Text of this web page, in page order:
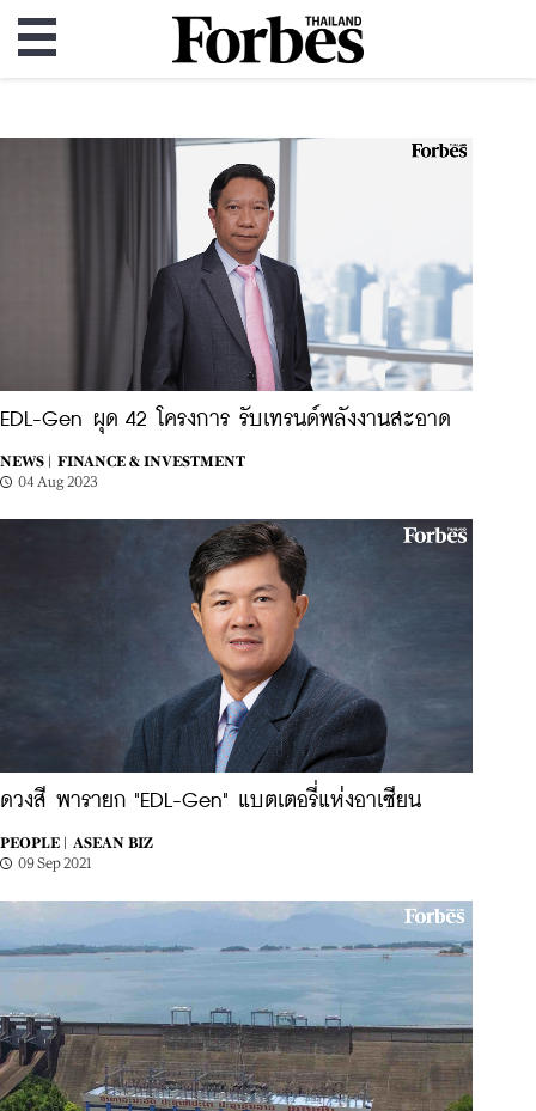
EDL-Gen ผุด 42 โครงการ รับเทรนด์พลังงานสะอาด
NEWS |
FINANCE & INVESTMENT
04 Aug 2023
ดวงสี พารายก "EDL-Gen" แบตเตอรี่แห่งอาเซียน
PEOPLE |
ASEAN BIZ
09 Sep 2021